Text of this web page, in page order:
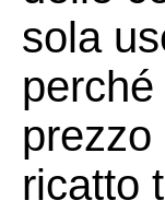
sola
ricatto